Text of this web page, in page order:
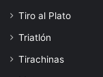
Tiro al Plato
Triatlón
Tirachinas